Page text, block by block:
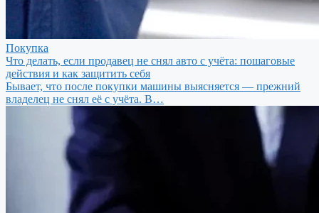
Покупка
Что делать, если продавец не снял авто с учёта: пошаговые
действия и как защитить себя
Бывает, что после покупки машины выясняется — прежний
владелец не снял её с учёта. В…